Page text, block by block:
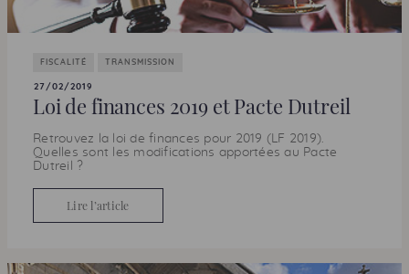
FISCALITÉ TRANSMISSION
27/02/2019
Loi de finances 2019 et Pacte Dutreil
Retrouvez la loi de finances pour 2019 ( LF 2019).
Quelles sont les modifications apportées au Pacte
Dutreil ?
Lire l’article